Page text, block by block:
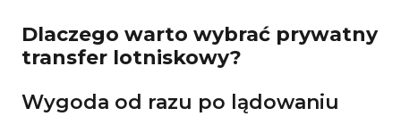
Dlaczego warto wybrać prywatny
transfer lotniskowy?
Wygoda od razu po lądowaniu